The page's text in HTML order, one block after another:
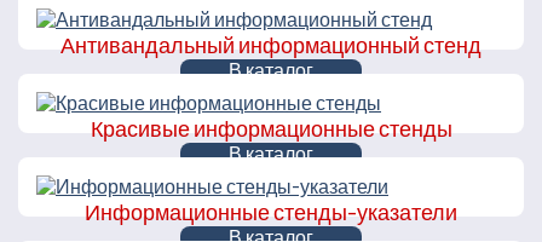
Антивандальный информационный стенд
В каталог
Красивые информационные стенды
В каталог
Информационные стенды-указатели
В каталог